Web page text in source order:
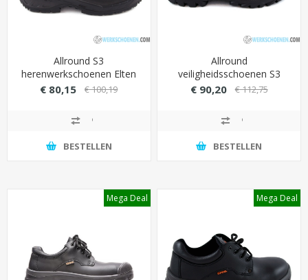
Allround S3
herenwerkschoenen Elten
Renzo Mid (extra sterke
€ 80,15 € 100,19
BESTELLEN
Allround
veiligheidsschoenen S3
Emma Leo laag model met
technologie (ESD)
€ 90,20 € 112,75
BESTELLEN
Mega Deal Mega Deal